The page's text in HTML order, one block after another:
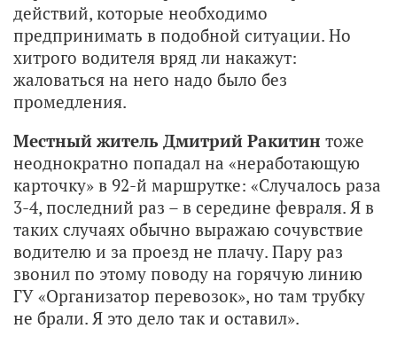
действий, которые необходимо
предпринимать в подобной ситуации. Но
хитрого водителя вряд ли накажут:
жаловаться на него надо было без
промедления.
Местный житель Дмитрий Ракитин тоже
неоднократно попадал на «неработающую
карточку» в 92-й маршрутке: «Случалось раза
3-4, последний раз – в середине февраля. Я в
таких случаях обычно выражаю сочувствие
водителю и за проезд не плачу. Пару раз
звонил по этому поводу на горячую линию
ГУ «Организатор перевозок», но там трубку
не брали. Я это дело так и оставил».